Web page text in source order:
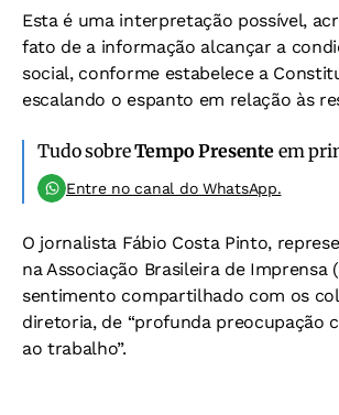
Esta é uma interpretação possível,
fato de a informação alcançar a
social, conforme estabelece a
escalando o espanto em relação às
Tudo sobreTempo Presente em
Entre no canal do WhatsApp.
O jornalista Fábio Costa Pinto,
na Associação Brasileira de Imprensa
sentimento compartilhado com os
diretoria, de “profunda preocupação
ao trabalho”.